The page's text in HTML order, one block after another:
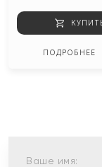
ПОДРОБНЕЕ
Ваше имя: